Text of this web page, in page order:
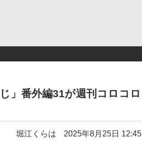
」番外編31が週刊コロコロ
堀江くらは 2025年8月25日 12:45